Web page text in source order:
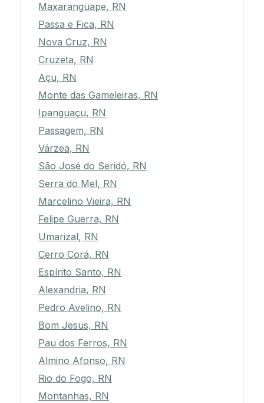
Maxaranguape, RN
Passa e Fica, RN
Nova Cruz, RN
Cruzeta, RN
Açu, RN
Monte das Gameleiras, RN
Ipanguaçu, RN
Passagem, RN
Várzea, RN
São José do Seridó, RN
Serra do Mel, RN
Marcelino Vieira, RN
Felipe Guerra, RN
Umarizal, RN
Cerro Corá, RN
Espírito Santo, RN
Alexandria, RN
Pedro Avelino, RN
Bom Jesus, RN
Pau dos Ferros, RN
Almino Afonso, RN
Rio do Fogo, RN
Montanhas, RN